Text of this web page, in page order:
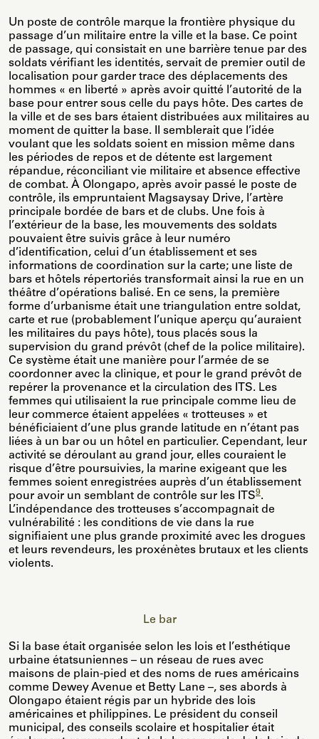
Un poste de contrôle marque la frontière physique du
passage d’un militaire entre la ville et la base. Ce point
de passage, qui consistait en une barrière tenue par des
soldats vérifiant les identités, servait de premier outil de
localisation pour garder trace des déplacements des
hommes « en liberté » après avoir quitté l’autorité de la
base pour entrer sous celle du pays hôte. Des cartes de
la ville et de ses bars étaient distribuées aux militaires au
moment de quitter la base. Il semblerait que l’idée
voulant que les soldats soient en mission même dans
les périodes de repos et de détente est largement
répandue, réconciliant vie militaire et absence effective
de combat. À Olongapo, après avoir passé le poste de
contrôle, ils empruntaient Magsaysay Drive, l’artère
principale bordée de bars et de clubs. Une fois à
l’extérieur de la base, les mouvements des soldats
pouvaient être suivis grâce à leur numéro
d’identification, celui d’un établissement et ses
informations de coordination sur la carte; une liste de
bars et hôtels répertoriés transformait ainsi la rue en un
théâtre d’opérations balisé. En ce sens, la première
forme d’urbanisme était une triangulation entre soldat,
carte et rue (probablement l’unique aperçu qu’auraient
les militaires du pays hôte), tous placés sous la
supervision du grand prévôt (chef de la police militaire).
Ce système était une manière pour l’armée de se
coordonner avec la clinique, et pour le grand prévôt de
repérer la provenance et la circulation des ITS. Les
femmes qui utilisaient la rue principale comme lieu de
leur commerce étaient appelées « trotteuses » et
bénéficiaient d’une plus grande latitude en n’étant pas
liées à un bar ou un hôtel en particulier. Cependant, leur
activité se déroulant au grand jour, elles couraient le
risque d’être poursuivies, la marine exigeant que les
femmes soient enregistrées auprès d’un établissement
pour avoir un semblant de contrôle sur les ITS9.
L’indépendance des trotteuses s’accompagnait de
vulnérabilité : les conditions de vie dans la rue
signifiaient une plus grande proximité avec les drogues
et leurs revendeurs, les proxénètes brutaux et les clients
violents.
Le bar
Si la base était organisée selon les lois et l’esthétique
urbaine étatsuniennes – un réseau de rues avec
maisons de plain-pied et des noms de rues américains
comme Dewey Avenue et Betty Lane –, ses abords à
Olongapo étaient régis par un hybride des lois
américaines et philippines. Le président du conseil
municipal, des conseils scolaire et hospitalier était